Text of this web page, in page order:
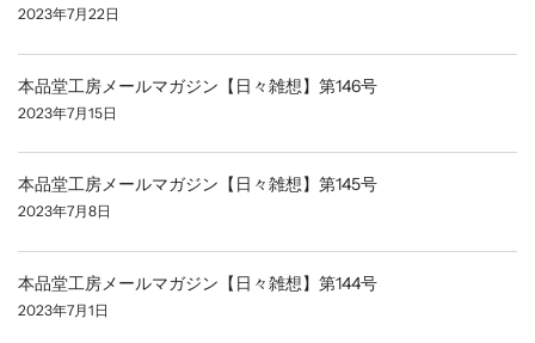
2023年7月22日
本品堂工房メールマガジン【日々雑想】第146号
2023年7月15日
本品堂工房メールマガジン【日々雑想】第145号
2023年7月8日
本品堂工房メールマガジン【日々雑想】第144号
2023年7月1日